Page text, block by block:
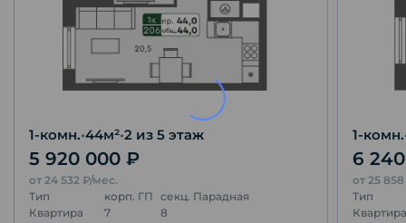
1-комн.•44м²•2 из 5 этаж
5 920 000 ₽
от 24 532 ₽/мес.
Тип
Квартира
корп. ГП
7
секц. Парадная
8
1-комн.
6
от 25 858
Тип
Квартира